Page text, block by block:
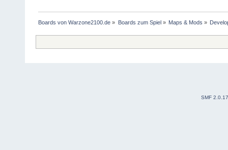
Boards von Warzone2100.de » Boards zum Spiel» Maps & Mods »
SMF 2.0.17